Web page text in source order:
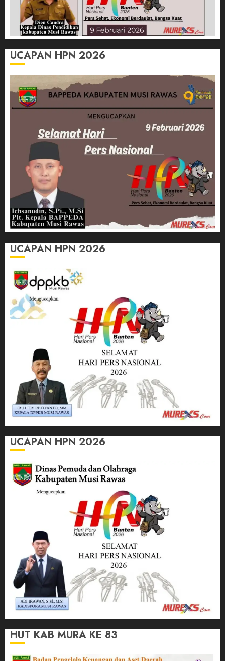
UCAPAN HPN 2026
UCAPAN HPN 2026
UCAPAN HPN 2026
HUT KAB MURA KE 83